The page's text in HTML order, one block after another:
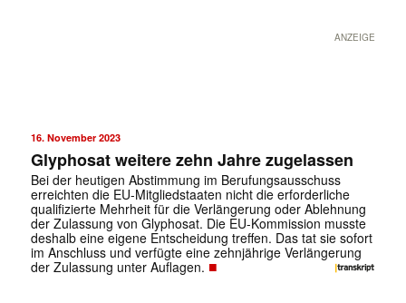
ANZEIGE
16. November 2023
Glyphosat weitere zehn Jahre zugelassen
Bei der heutigen Abstimmung im Berufungsausschuss
erreichten die EU-Mitgliedstaaten nicht die erforderliche
qualifizierte Mehrheit für die Verlängerung oder Ablehnung
der Zulassung von Glyphosat. Die EU-Kommission musste
deshalb eine eigene Entscheidung treffen. Das tat sie sofort
im Anschluss und verfügte eine zehnjährige Verlängerung
der Zulassung unter Auflagen. ■